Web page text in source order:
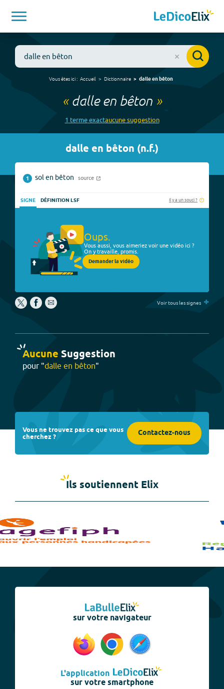
Vous êtes ici : Accueil Dictionnaire dalle en bêton
« dalle en bêton »
1 termeexactaucunesuggestion
dalle en bêton (n.f.)
1 sol en bêton source
SIGNE DÉFINITION LSF Il y a un souci ?
Oups.
Vous aussi, vous aimeriez voir une vidéo ici ?
On y travaille, promis.
Demander la vidéo
Voir tous les signes +
Aucune Suggestion
pour "dalle en bêton"
Vous ne trouvez pas ce que vous
cherchez ? Contactez-nous
Ils soutiennent Elix
sur votre navigateur
L'application
sur votre smartphone